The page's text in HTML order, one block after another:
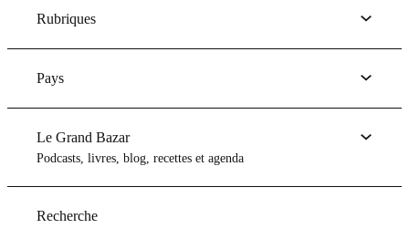
Rubriques
Pays
Le Grand Bazar
Podcasts, livres, blog, recettes et agenda
Recherche